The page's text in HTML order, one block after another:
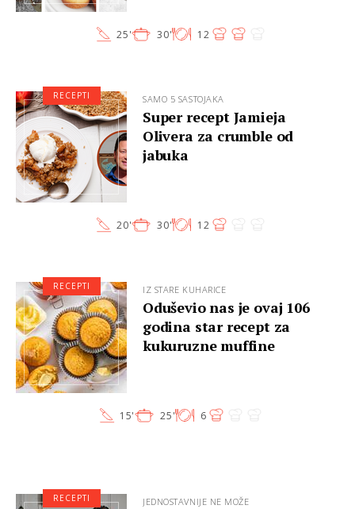
25' 30' 12
SAMO 5 SASTOJAKA
Super recept Jamieja
Olivera za crumble od
jabuka
20' 30' 12
RECEPTI
IZ STARE KUHARICE
Oduševio nas je ovaj 106
godina star recept za
kukuruzne muffine
15' 25' 6
RECEPTI
JEDNOSTAVNIJE NE MOŽE
RECEPTI